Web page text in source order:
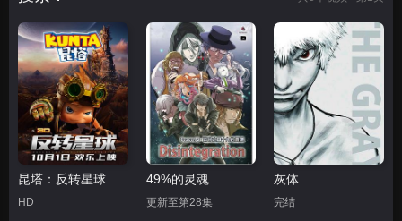
昆塔：反转星球
HD
49%的灵魂
更新至第28集
灰体
完结